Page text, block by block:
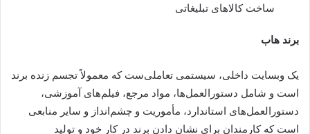
ساخت کالاهای تبلیغاتی
برند هاب
یک وبسایت داخلی، سیستمی تعاملی‌ست که معمولاً تجسم زنده برند
است و شامل دستورالعمل‌ها، مواد مرجع، فیلم‌های آموزشی،
دستورالعمل‌های استاندارد، مأموریت و چشم‌انداز و سایر منابعی
است که کارمندان برای نشان دادن برند در کار خود و تولید